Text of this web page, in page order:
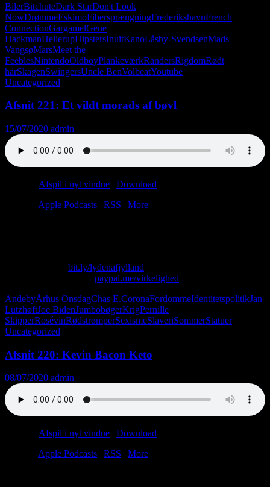
BilerBitchuteDark StarDon't Look
NowDrømmeEskimoFibersprængningFrederikshavnFrench
ConnectionGargamelGene
HackmanHellerupHipstersInuitKanoLåsby-SvendsenMads
VangsøMarsMeet the
FeeblesNintendoOldboyPlankeværkRandersRigdomRødt
hårSkagenSwingersUncle BenVolbeatYoutube
Uncategorized
Afsnit 221: Et vildt morads af bøvl
15/07/2020 admin
Afspil i nyt vindue Download
Apple Podcasts RSS
More
bit.ly/lydenafjylland
paypal.me/virkelighed
AndebyÅrhus OnsdagChas E.CoronaFordommeIdentitetspolitikJan
LützhøftJoe BidenJumbobøgerKrigPernille
SkipperRosévinRødstrømperSexismeSlaveriSommerStatuer
Uncategorized
Afsnit 220: Kevin Bacon Keto
08/07/2020 admin
Afspil i nyt vindue Download
Apple Podcasts RSS
More